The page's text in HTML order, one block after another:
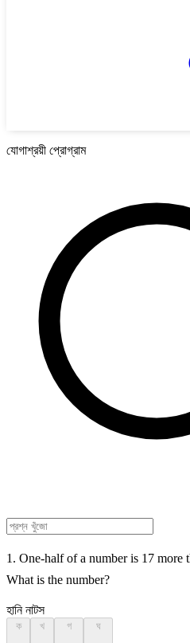
যোগাশ্রয়ী প্রোগ্রাম
1. One-half of a number is 17 more
What is the number?
হানি নাটস
ক খ গ ঘ